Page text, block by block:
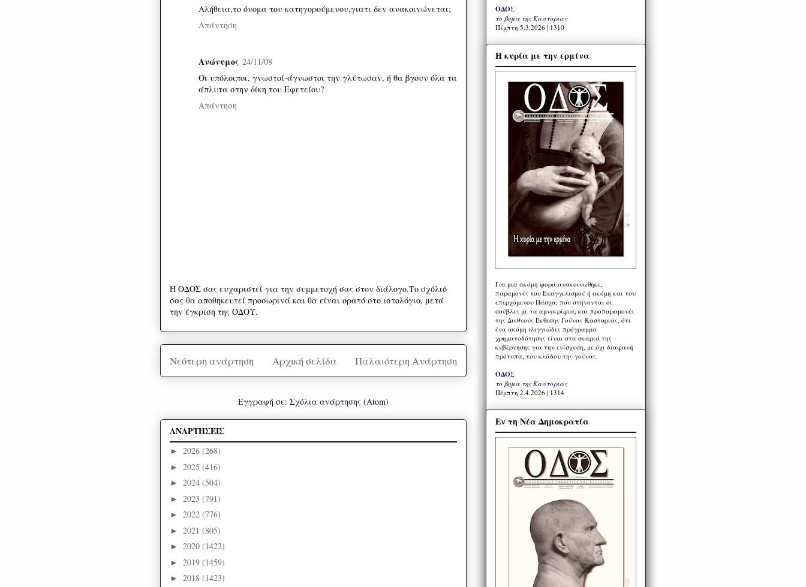
Αλήθεια,το όνομα του κατηγορούμενου,γιατι δεν ανακοινώνεται;
Απάντηση
Ανώνυμος 24/11/08
Οι υπόλοιποι, γνωστοί-άγνωστοι την γλύτωσαν, ή θα βγουν όλα τα
άπλυτα στην δίκη του Εφετείου?
Απάντηση
Η ΟΔΟΣ σας ευχαριστεί για την συμμετοχή σας στον διάλογο.Το σχόλιό
σας θα αποθηκευτεί προσωρινά και θα είναι ορατό στο ιστολόγιο, μετά
την έγκριση της ΟΔΟΥ.
Νεότερη ανάρτηση Παλαιότερη Ανάρτηση
Αρχική σελίδα
Εγγραφή σε: Σχόλια ανάρτησης (Atom)
ΑΝΑΡΤΗΣΕΙΣ
► 2026 (268)
► 2025 (416)
► 2024 (504)
► 2023 (791)
► 2022 (776)
► 2021 (805)
► 2020 (1422)
► 2019 (1459)
► 2018 (1423)
ΟΔΟΣ
το βήμα της Καστοριάς
Πέμπτη 5.3.2026 | 1310
Η κυρία με την ερμίνα
Για μια ακόμη φορά ανακοινώθηκε,
παραμονές του Ευαγγελισμού ή ακόμη και του
επερχόμενου Πάσχα, που στήνονται οι
σούβλες με τα αμνοερίφια, και προπαραμονές
της Διεθνούς Έκθεσης Γούνας Καστοριάς, ότι
ένα ακόμη ιλιγγιώδες πρόγραμμα
χρηματοδότησης είναι στα σκαριά της
κυβέρνησης για την ενίσχυση, με όχι διαφανή
πρότυπα, του κλάδου της γούνας.
ΟΔΟΣ
το βήμα της Καστοριάς
Πέμπτη 2.4.2026 | 1314
Εν τη Νέα Δημοκρατία